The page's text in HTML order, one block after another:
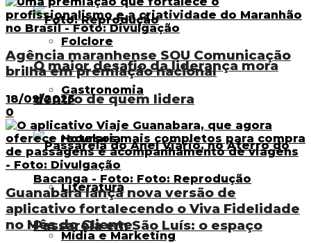
O maior desafio da liderança mora
dentro de quem lidera
Passarela em São Luís: o espaço
Folclore
Gastronomia
Hotelaria
Literatura
Mídia e Marketing
Agência maranhense SOU Comunicação
brilha em premiação nacional
18/09/2025
0
Guanabara lança nova versão de
aplicativo fortalecendo o Viva Fidelidade
no Mês do Cliente